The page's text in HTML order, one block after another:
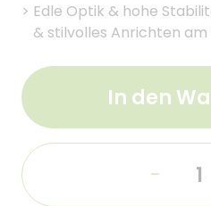
> Edle Optik & hohe
& stilvolles Anrichten am
In den
-